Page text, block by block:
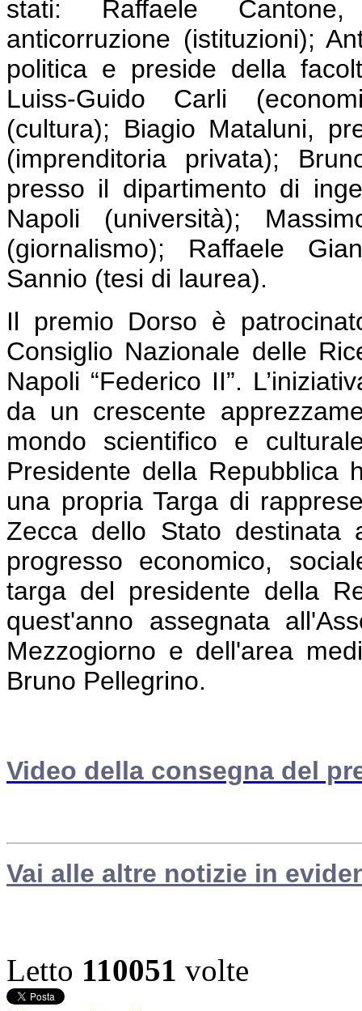
stati: Raffaele
anticorruzione (istituzioni);
politica e preside della
Luiss-Guido Carli
(cultura); Biagio Mataluni,
(imprenditoria privata);
presso il dipartimento di
Napoli (università);
(giornalismo); Raffaele
Sannio (tesi di laurea).
Il premio Dorso è
Consiglio Nazionale delle
Napoli “Federico II”.
da un crescente
mondo scientifico e
Presidente della Repubblica
una propria Targa di
Zecca dello Stato
progresso economico,
targa del presidente della
quest'anno assegnata
Mezzogiorno e dell'area
Bruno Pellegrino.
Video della consegna del
Vai alle altre notizie in
Letto 110051 volte